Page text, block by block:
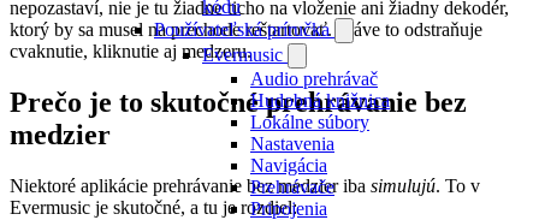
kódu
Používateľská príručka
Evermusic
Audio prehrávač
Hudobná knižnica
Lokálne súbory
Nastavenia
Navigácia
Prehrávače
Pripojenia
nepozastaví, nie je tu žiadne ticho na vloženie ani žiadny dekodér,
ktorý by sa musel na prechode reštartovať. Práve to odstraňuje
cvaknutie, kliknutie aj medzeru.
Prečo je to skutočné prehrávanie bez
medzier
Niektoré aplikácie prehrávanie bez medzier iba simulujú. To v
Evermusic je skutočné, a tu je rozdiel: